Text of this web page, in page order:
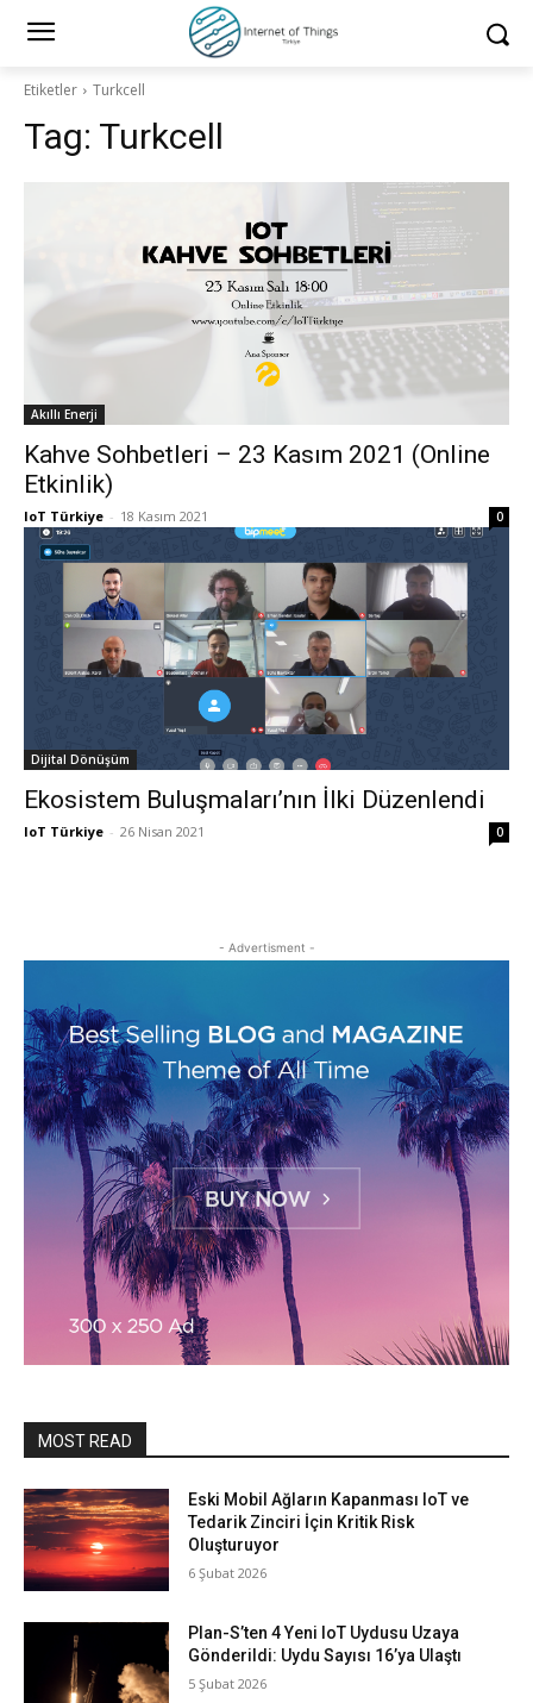
Etiketler Turkcell
Tag: Turkcell
Akıllı Enerji
Kahve Sohbetleri – 23 Kasım 2021 (Online
Etkinlik)
IoT Türkiye - 18 Kasım 2021 0
Dijital Dönüşüm
Ekosistem Buluşmaları’nın İlki Düzenlendi
IoT Türkiye - 26 Nisan 2021 0
- Advertisment -
MOST READ
Eski Mobil Ağların Kapanması IoT ve
Tedarik Zinciri İçin Kritik Risk
Oluşturuyor
6 Şubat 2026
Plan-S’ten 4 Yeni IoT Uydusu Uzaya
Gönderildi: Uydu Sayısı 16’ya Ulaştı
5 Şubat 2026